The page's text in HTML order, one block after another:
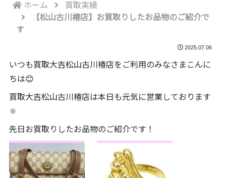
ホーム
買取実績
【松山古川椿店】お買取りしたお品物のご紹介で
す
2025.07.06
いつも買取大吉松山古川椿店をご利用のみなさまこんに
ちは😊
買取大吉松山古川椿店は本日も元気に営業しております
🔆
先日お買取りしたお品物のご紹介です！